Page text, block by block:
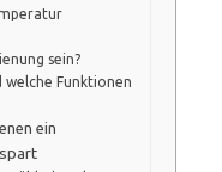
sein?
welche Funktionen
ein